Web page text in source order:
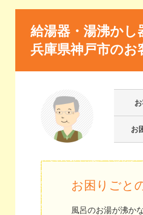
給湯器・湯沸かし
兵庫県神戸市のお
お
お困りごと
風呂のお湯が沸か